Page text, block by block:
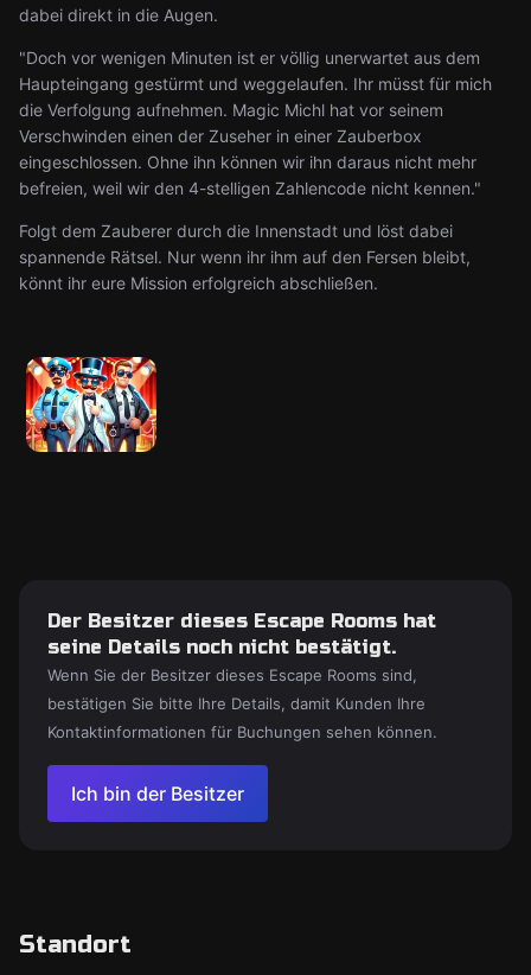
dabei direkt in die Augen.
"Doch vor wenigen Minuten ist er völlig unerwartet aus dem
Haupteingang gestürmt und weggelaufen. Ihr müsst für mich
die Verfolgung aufnehmen. Magic Michl hat vor seinem
Verschwinden einen der Zuseher in einer Zauberbox
eingeschlossen. Ohne ihn können wir ihn daraus nicht mehr
befreien, weil wir den 4-stelligen Zahlencode nicht kennen."
Folgt dem Zauberer durch die Innenstadt und löst dabei
spannende Rätsel. Nur wenn ihr ihm auf den Fersen bleibt,
könnt ihr eure Mission erfolgreich abschließen.
Der Besitzer dieses Escape Rooms hat
seine Details noch nicht bestätigt.
Wenn Sie der Besitzer dieses Escape Rooms sind,
bestätigen Sie bitte Ihre Details, damit Kunden Ihre
Kontaktinformationen für Buchungen sehen können.
Ich bin der Besitzer
Standort